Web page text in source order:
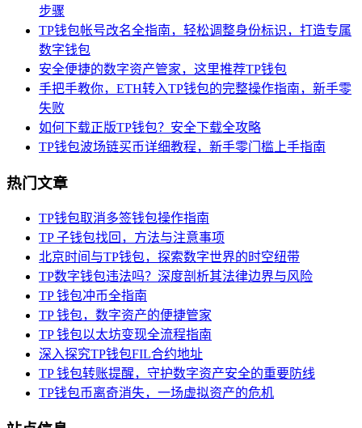
步骤
TP钱包帐号改名全指南，轻松调整身份标识，打造专属
数字钱包
安全便捷的数字资产管家，这里推荐TP钱包
手把手教你，ETH转入TP钱包的完整操作指南，新手零
失败
如何下载正版TP钱包？安全下载全攻略
TP钱包波场链买币详细教程，新手零门槛上手指南
热门文章
TP钱包取消多签钱包操作指南
TP 子钱包找回，方法与注意事项
北京时间与TP钱包，探索数字世界的时空纽带
TP数字钱包违法吗？深度剖析其法律边界与风险
TP 钱包冲币全指南
TP 钱包，数字资产的便捷管家
TP 钱包以太坊变现全流程指南
深入探究TP钱包FIL合约地址
TP 钱包转账提醒，守护数字资产安全的重要防线
TP钱包币离奇消失，一场虚拟资产的危机